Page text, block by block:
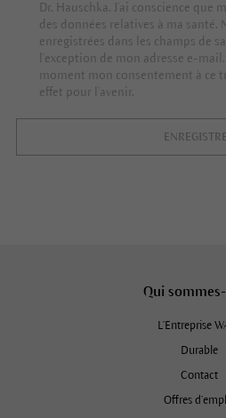
Dr. Hauschka. J’ai conscience
des données relatives à ma santé.
enregistrées dans les champs de
l’exception de mon adresse e-
moment mon consentement à ce
effet pour l’avenir.
Qui
L'Entreprise
Durable
Contact
Offres